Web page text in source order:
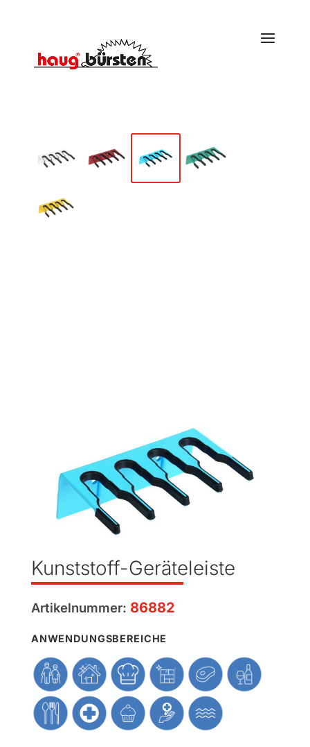
Kunststoff-Geräteleiste
Artikelnummer: 86882
ANWENDUNGSBEREICHE